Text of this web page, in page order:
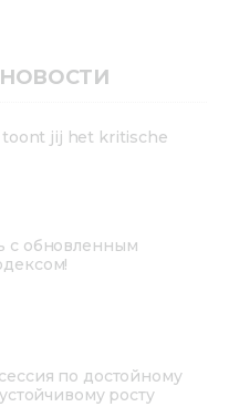
toont jij het kritische
с обновленным
по достойному
росту